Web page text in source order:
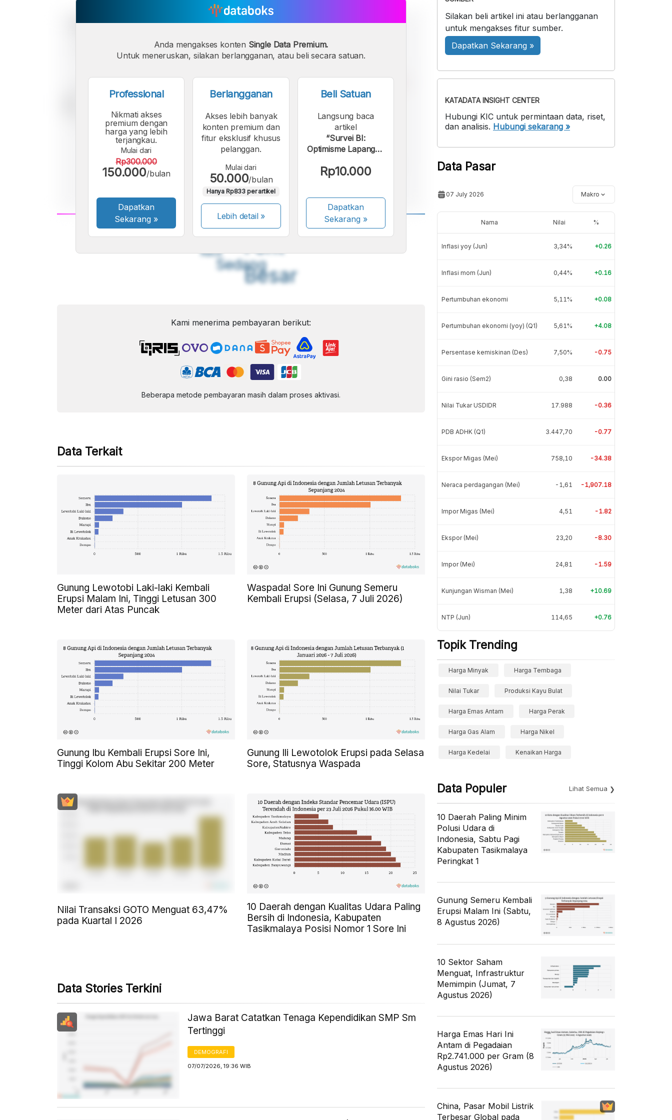
A
Font
Kecil
A
Sedang
A
Besar
Anda mengakses konten Single Data Premium.
Untuk meneruskan, silakan berlangganan, atau beli secara satuan.
Professional
Nikmati akses
premium dengan
harga yang lebih
terjangkau.
Mulai dari
Rp300.000
150.000/bulan
Dapatkan
Sekarang »
Berlangganan
Akses lebih banyak
konten premium dan
fitur eksklusif khusus
pelanggan.
Mulai dari
50.000/bulan
Hanya Rp833 per artikel
Lebih detail »
Beli Satuan
Langsung baca
artikel
“Survei BI:
Optimisme Lapangan
Akhir 2025”.
Rp10.000
Dapatkan
Sekarang»
Kami menerima pembayaran berikut:
Beberapa metode pembayaran masih dalam proses aktivasi.
Data Terkait
Gunung Lewotobi Laki-laki Kembali
Erupsi Malam Ini, Tinggi Letusan 300
Meter dari Atas Puncak
Waspada! Sore Ini Gunung Semeru
Kembali Erupsi (Selasa, 7 Juli 2026)
Gunung Ibu Kembali Erupsi Sore Ini,
Tinggi Kolom Abu Sekitar 200 Meter
Gunung Ili Lewotolok Erupsi pada Selasa
Sore, Statusnya Waspada
Nilai Transaksi GOTO Menguat 63,47%
pada Kuartal I 2026
10 Daerah dengan Kualitas Udara Paling
Bersih di Indonesia, Kabupaten
Tasikmalaya Posisi Nomor 1 Sore Ini
Data Stories Terkini
Jawa Barat Catatkan Tenaga Kependidikan SMP Sm
Tertinggi
DEMOGRAFI
07/07/2026, 19:36 WIB
Silakan beli artikel ini atau berlangganan
untuk mengakses fitur sumber.
Dapatkan Sekarang »
KATADATA INSIGHT CENTER
Hubungi KIC untuk permintaan data, riset,
dan analisis. Hubungi sekarang »
Data Pasar
07 July 2026 Makro
Nama Nilai %
Inflasi yoy (Jun) 3,34% +0.26
Inflasi mom (Jun) 0,44% +0.16
Pertumbuhan ekonomi 5,11% +0.08
Pertumbuhan ekonomi (yoy) (Q1) 5,61% +4.08
Persentase kemiskinan (Des) 7,50% -0.75
Gini rasio (Sem2) 0,38 0.00
Nilai Tukar USDIDR 17.988 -0.36
PDB ADHK (Q1) 3.447,70 -0.77
Ekspor Migas (Mei) 758,10 -34.38
Neraca perdagangan (Mei) -1,61 -1,907.18
Impor Migas (Mei) 4,51 -1.82
Ekspor (Mei) 23,20 -8.30
Impor (Mei) 24,81 -1.59
Kunjungan Wisman (Mei) 1,38 +10.69
NTP (Jun) 114,65 +0.76
Topik Trending
Harga Minyak Harga Tembaga
Nilai Tukar Produksi Kayu Bulat
Harga Emas Antam Harga Perak
Harga Gas Alam Harga Nikel
Harga Kedelai Kenaikan Harga
Data Populer Lihat Semua
10 Daerah Paling Minim
Polusi Udara di
Indonesia, Sabtu Pagi
Kabupaten Tasikmalaya
Peringkat 1
Gunung Semeru Kembali
Erupsi Malam Ini (Sabtu,
8 Agustus 2026)
10 Sektor Saham
Menguat, Infrastruktur
Memimpin (Jumat, 7
Agustus 2026)
Harga Emas Hari Ini
Antam di Pegadaian
Rp2.741.000 per Gram (8
Agustus 2026)
China, Pasar Mobil Listrik
Terbesar Global pada